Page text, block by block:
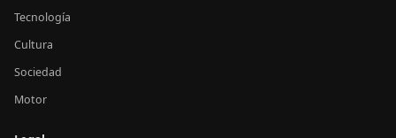
Tecnología
Cultura
Sociedad
Motor